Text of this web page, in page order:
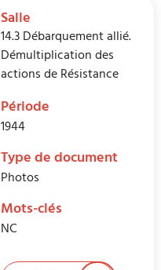
Salle
14.3 Débarquement allié.
Démultiplication des
actions de Résistance
Période
1944
Type de document
Photos
Mots-clés
NC